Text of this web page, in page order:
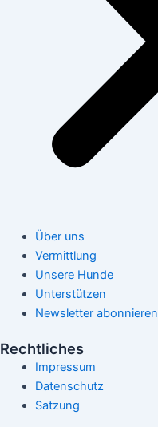
Über uns
Vermittlung
Unsere Hunde
Unterstützen
Newsletter abonnieren
Rechtliches
Impressum
Datenschutz
Satzung